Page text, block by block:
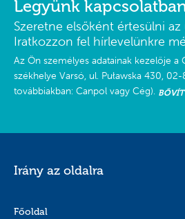
Legyünk
Szeretne elsőként értesülni
Iratkozzon fel hírlevelünkre
Az Ön személyes adatainak kezelője a
székhelye Varsó, ul. Puławska 430,
továbbiakban: Canpol vagy Cég).
Irány az oldalra
Főoldal